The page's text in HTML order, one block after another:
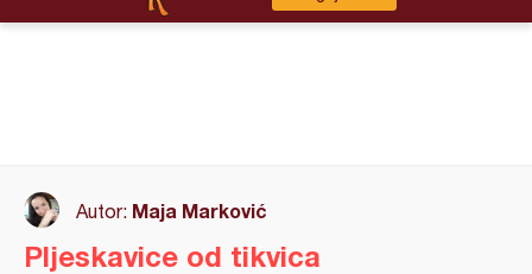
Autor: Maja Marković
Pljeskavice od tikvica